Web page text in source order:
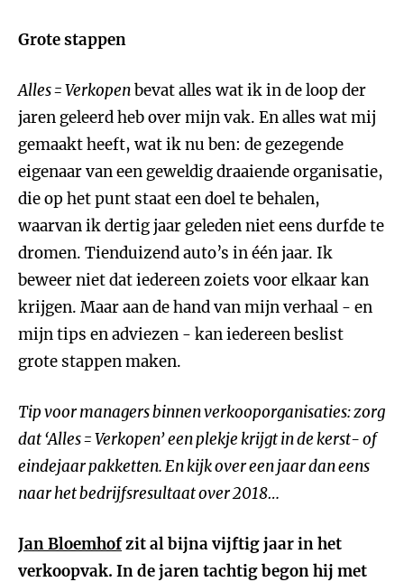
Grote stappen
Alles = Verkopenbevat alles wat ik in de loop der
jaren geleerd heb over mijn vak. En alles wat mij
gemaakt heeft, wat ik nu ben: de gezegende
eigenaar van een geweldig draaiende organisatie,
die op het punt staat een doel te behalen,
waarvan ik dertig jaar geleden niet eens durfde te
dromen. Tienduizend auto’s in één jaar. Ik
beweer niet dat iedereen zoiets voor elkaar kan
krijgen. Maar aan de hand van mijn verhaal - en
mijn tips en adviezen - kan iedereen beslist
grote stappen maken.
Tip voor managers binnen verkooporganisaties: zorg
dat ‘Alles = Verkopen’ een plekje krijgt in de kerst- of
eindejaar pakketten. En kijk over een jaar dan eens
naar het bedrijfsresultaat over 2018…
Jan Bloemhofzit al bijna vijftig jaar in het
verkoopvak. In de jaren tachtig begon hij met